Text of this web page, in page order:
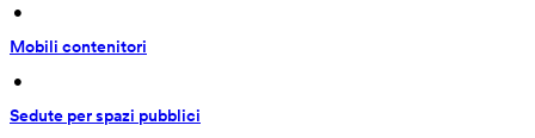
•
Mobili contenitori
•
Sedute per spazi pubblici